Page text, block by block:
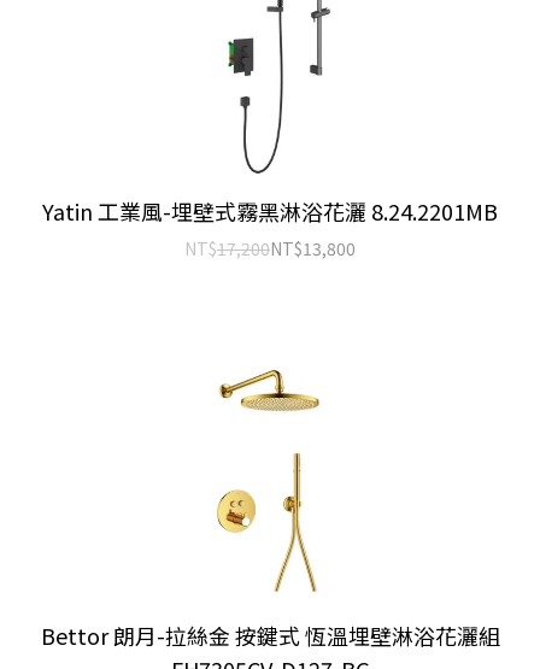
Yatin 工業風-埋壁式霧黑淋浴花灑 8.24.2201MB
NT$17,200NT$13,800
Bettor 朗月-拉絲金 按鍵式 恆溫埋壁淋浴花灑組